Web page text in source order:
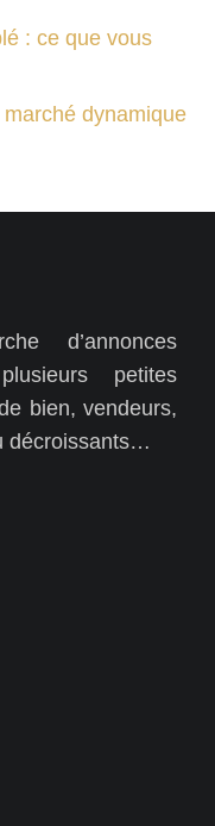
: ce que vous
dynamique
d’annonces
petites
bien, vendeurs,
décroissants…